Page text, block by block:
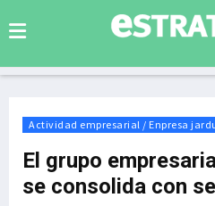
Actividad empresarial / Enpresa
El grupo
se consolida con